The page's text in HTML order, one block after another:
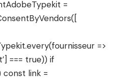
=
=>
=== true)) if
const link =